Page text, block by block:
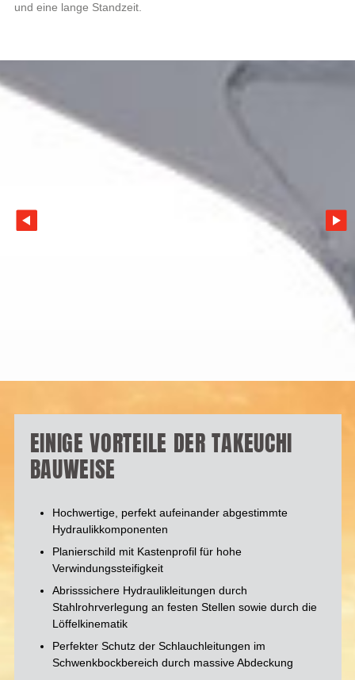
und eine lange Standzeit.
EINIGE VORTEILE DER TAKEUCHI
BAUWEISE
Hochwertige, perfekt aufeinander abgestimmte
Hydraulikkomponenten
Planierschild mit Kastenprofil für hohe
Verwindungssteifigkeit
Abrisssichere Hydraulikleitungen durch
Stahlrohrverlegung an festen Stellen sowie durch die
Löffelkinematik
Perfekter Schutz der Schlauchleitungen im
Schwenkbockbereich durch massive Abdeckung